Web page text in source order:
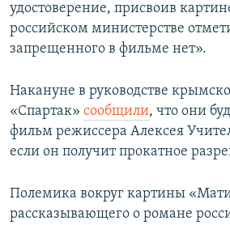
удостоверение, присвоив
российском министерстве
запрещенного в фильме нет».
Накануне в руководстве
«Спартак» сообщили, что они
фильм режиссера Алексея
если он получит прокатное
Полемика вокруг картины
рассказывающего о романе